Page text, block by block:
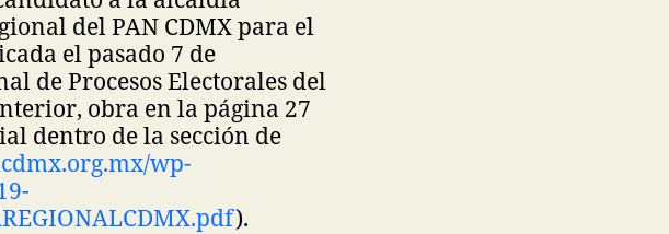
del PAN CDMX para el
el pasado 7 de
de Procesos Electorales del
obra en la página 27
dentro de la sección de
wp-
).